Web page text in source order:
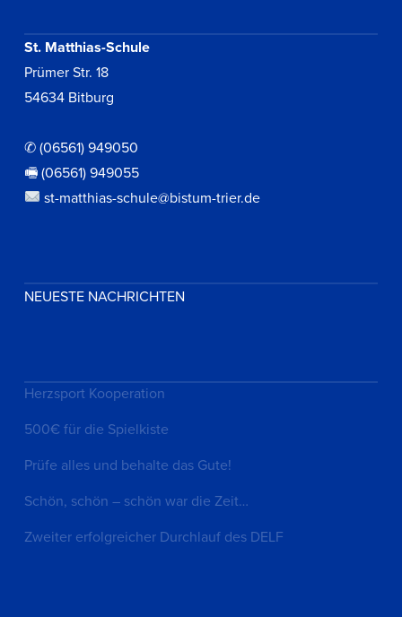
St. Matthias-Schule
Prümer Str. 18
54634 Bitburg
✆ (06561) 949050
🖷 (06561) 949055
st-matthias-schule@bistum-trier.de
NEUESTE NACHRICHTEN
Herzsport Kooperation
500€ für die Spielkiste
Prüfe alles und behalte das Gute!
Schön, schön – schön war die Zeit…
Zweiter erfolgreicher Durchlauf des DELF